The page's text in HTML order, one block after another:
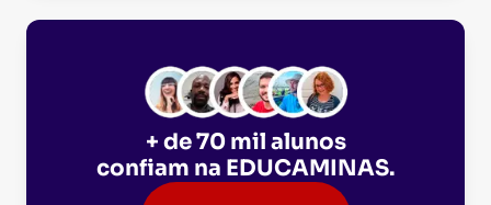
+ de 70 mil alunos
confiam na EDUCAMINAS.